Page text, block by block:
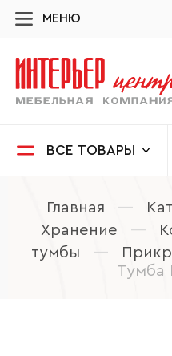
МЕНЮ
ВСЕ ТОВАРЫ
Главная —
Хранение
—
тумбы
—
Тумба